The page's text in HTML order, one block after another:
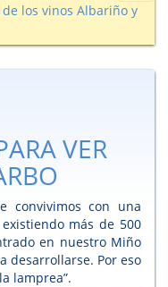
los vinos Albariño y
VER
convivimos con una
más de 500
en nuestro Miño
desarrollarse. Por eso
lamprea”.